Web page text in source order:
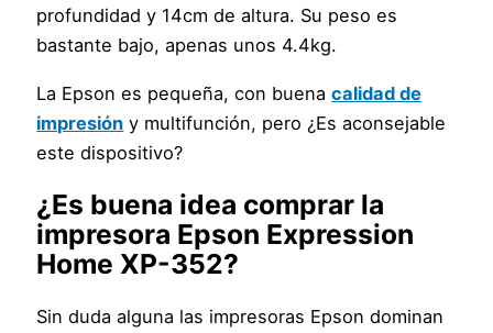
profundidad y 14cm de altura. Su peso es
bastante bajo, apenas unos 4.4kg.
La Epson es pequeña, con buenacalidad de
impresión y multifunción, pero ¿Es aconsejable
este dispositivo?
¿Es buena idea comprar la
impresora Epson Expression
Home XP-352?
Sin duda alguna las impresoras Epson dominan